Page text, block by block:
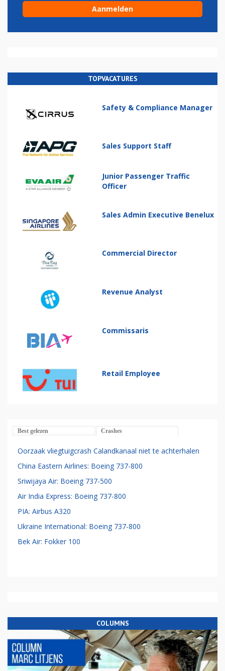
TOPVACATURES
Safety & Compliance Manager
Sales Support Staff
Junior Passenger Traffic
Officer
Sales Admin Executive Benelux
Commercial Director
Revenue Analyst
Commissaris
Retail Employee
Best gelezen Crashes
Oorzaak vliegtuigcrash Calandkanaal niet te achterhalen
China Eastern Airlines: Boeing 737-800
Sriwijaya Air: Boeing 737-500
Air India Express: Boeing 737-800
PIA: Airbus A320
Ukraine International: Boeing 737-800
Bek Air: Fokker 100
COLUMNS